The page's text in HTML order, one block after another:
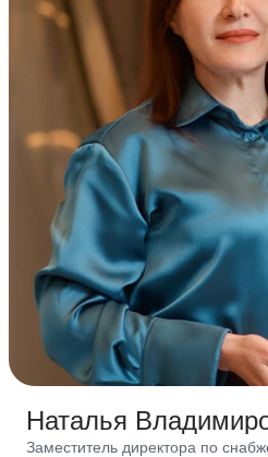
Наталья
Заместитель директора по